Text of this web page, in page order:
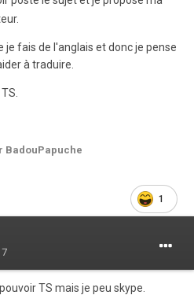
je fais de l'anglais et donc je pense
à traduire.
BadouPapuche
1
TS mais je peu skype.